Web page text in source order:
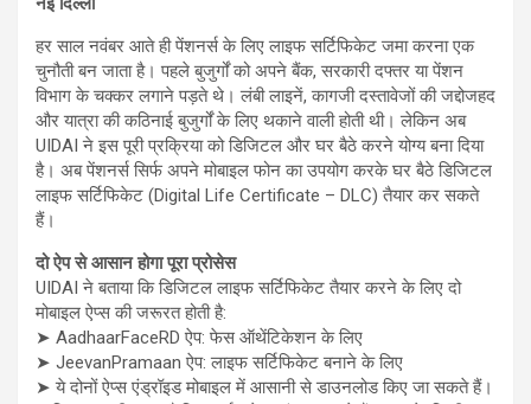
हर साल नवंबर आते ही पेंशनर्स के लिए लाइफ सर्टिफिकेट जमा करना एक
चुनौती बन जाता है। पहले बुजुर्गों को अपने बैंक, सरकारी दफ्तर या पेंशन
विभाग के चक्कर लगाने पड़ते थे। लंबी लाइनें, कागजी दस्तावेजों की जद्दोजहद
और यात्रा की कठिनाई बुजुर्गों के लिए थकाने वाली होती थी। लेकिन अब
UIDAI ने इस पूरी प्रक्रिया को डिजिटल और घर बैठे करने योग्य बना दिया
है। अब पेंशनर्स सिर्फ अपने मोबाइल फोन का उपयोग करके घर बैठे डिजिटल
लाइफ सर्टिफिकेट (Digital Life Certificate – DLC) तैयार कर सकते
हैं।
दो ऐप से आसान होगा पूरा प्रोसेस
UIDAI ने बताया कि डिजिटल लाइफ सर्टिफिकेट तैयार करने के लिए दो
मोबाइल ऐप्स की जरूरत होती है:
➤ AadhaarFaceRD ऐप: फेस ऑथेंटिकेशन के लिए
➤ JeevanPramaan ऐप: लाइफ सर्टिफिकेट बनाने के लिए
➤ ये दोनों ऐप्स एंड्रॉइड मोबाइल में आसानी से डाउनलोड किए जा सकते हैं।